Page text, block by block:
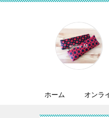
ホーム オンラ